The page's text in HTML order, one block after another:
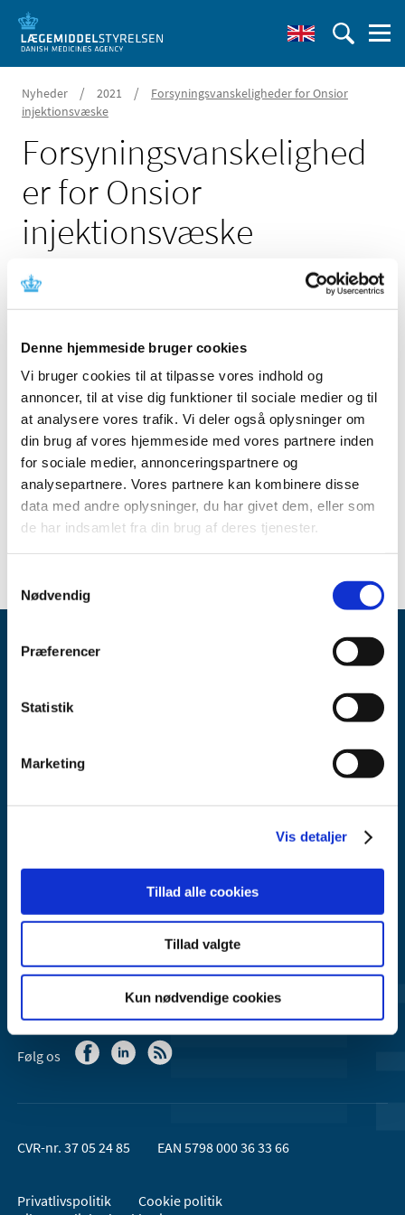
Denne hjemmeside bruger cookies
Vi bruger cookies til at tilpasse vores indhold og
annoncer, til at vise dig funktioner til sociale medier og til
at analysere vores trafik. Vi deler også oplysninger om
din brug af vores hjemmeside med vores partnere inden
for sociale medier, annonceringspartnere og
analysepartnere. Vores partnere kan kombinere disse
data med andre oplysninger, du har givet dem, eller som
de har indsamlet fra din brug af deres tjenester.
Nødvendig
Præferencer
Statistik
Marketing
Vis detaljer
Tillad alle cookies
Tillad valgte
Kun nødvendige cookies
Nyheder / 2021 /
Forsyningsvanskeligheder for Onsior
injektionsvæske
Forsyningsvanskelighed
er for Onsior
injektionsvæske
Der er i øjeblikket problemer med forsyningen af Onsior,
20 mg/ml, injektionsvæske fra Elanco Denmark ApS.
Spørgsmål om aktuel status skal stilles til virksomheden.
Link
Se oversigten over aktuelle og kommende
forsyningsvanskeligheder
Lægemiddelstyrelsen
Lægemiddelstyrelsen er en del af
Sundheds- og Kirkeministeriet.
Kontakt Lægemiddelstyrelsen
44 88 95 95 (kl. 9 - 15)
Følg os
CVR-nr. 37 05 24 85 EAN 5798 000 36 33 66
Privatlivspolitik
Cookie politik